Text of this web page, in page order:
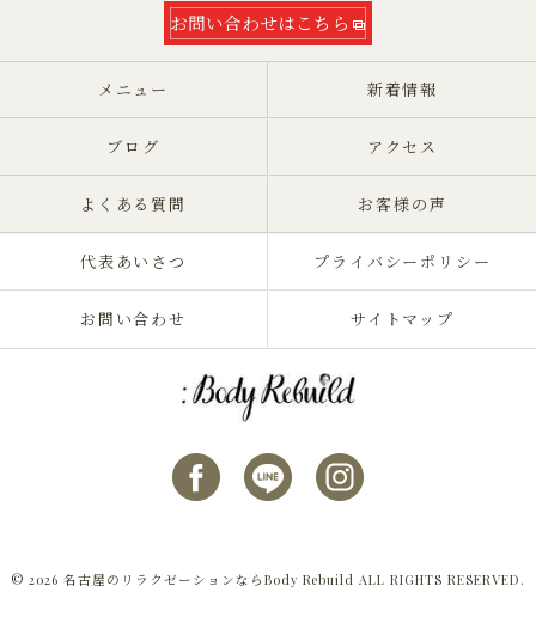
お問い合わせはこちら
メニュー 新着情報
ブログ アクセス
よくある質問 お客様の声
代表あいさつ プライバシーポリシー
お問い合わせ サイトマップ
© 2026 名古屋のリラクゼーションならBody Rebuild ALL RIGHTS RESERVED.